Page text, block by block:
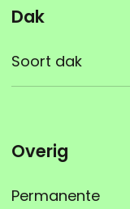
Dak
Soort dak
Overig
Permanente